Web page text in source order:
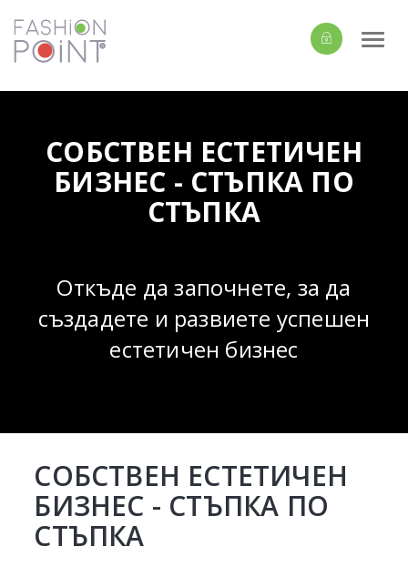
СОБСТВЕН ЕСТЕТИЧЕН
БИЗНЕС - СТЪПКА ПО
СТЪПКА
Откъде да започнете, за да
създадете и развиете успешен
естетичен бизнес
СОБСТВЕН ЕСТЕТИЧЕН
БИЗНЕС - СТЪПКА ПО
СТЪПКА